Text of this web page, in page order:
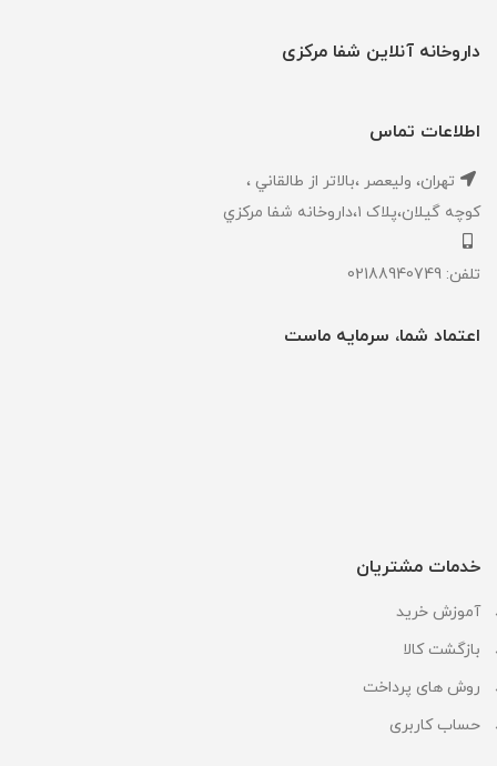
داروخانه آنلاین شفا مرکزی
اطلاعات تماس
تهران، ‎وليعصر ،بالاتر از طالقاني ،
كوچه گيلان،پلاک ۱،داروخانه شفا مركزي
تلفن: 02188940749
اعتماد شما، سرمایه ماست
خدمات مشتریان
آموزش خرید
بازگشت کالا
روش های پرداخت
حساب کاربری